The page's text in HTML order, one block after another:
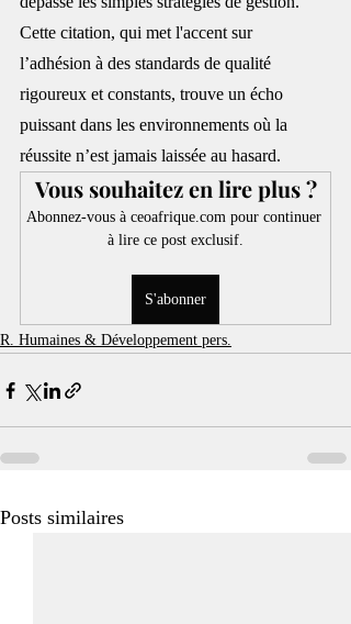
Cette citation, qui met l'accent sur
l’adhésion à des standards de qualité
rigoureux et constants, trouve un écho
puissant dans les environnements où la
réussite n’est jamais laissée au hasard.
Vous souhaitez en lire plus ?
Abonnez-vous à ceoafrique.com pour continuer
à lire ce post exclusif.
S'abonner
R. Humaines & Développement pers.
Posts similaires